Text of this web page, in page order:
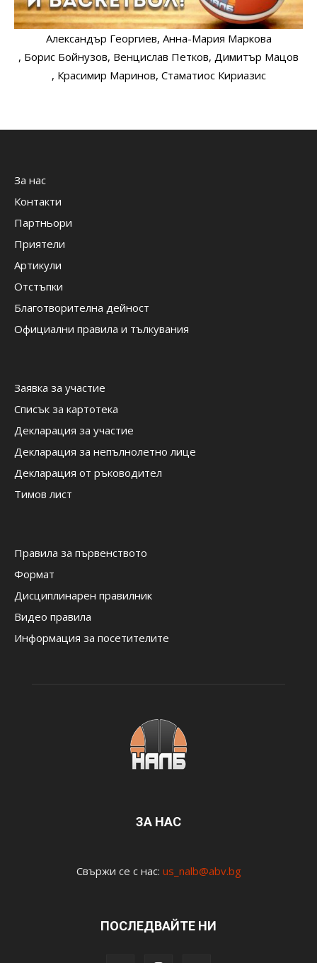
Александър Георгиев, Анна-Мария Маркова
, Борис Бойнузов, Венцислав Петков, Димитър Мацов
, Красимир Маринов, Стаматиос Кириазис
За нас
Контакти
Партньори
Приятели
Артикули
Отстъпки
Благотворителна дейност
Официални правила и тълкувания
Заявка за участие
Списък за картотека
Декларация за участие
Декларация за непълнолетно лице
Декларация от ръководител
Тимов лист
Правила за първенството
Формат
Дисциплинарен правилник
Видео правила
Информация за посетителите
ЗА НАС
Свържи се с нас: us_nalb@abv.bg
ПОСЛЕДВАЙТЕ НИ